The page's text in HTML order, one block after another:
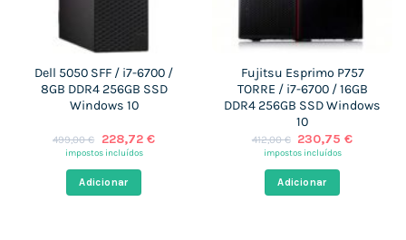
Dell 5050 SFF / i7-6700 /
8GB DDR4 256GB SSD
Windows 10
499,00€
O
preço
era:
499,00 €.
228,72 €O
impostos incluídos
Adicionar
Fujitsu Esprimo P757
TORRE / i7-6700 / 16GB
DDR4 256GB SSD Windows
10
412,00€ O
preço
era:
412,00 €.
230,75€O
impostos incluídos
Adicionar